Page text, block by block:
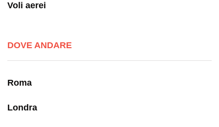
Voli aerei
DOVE ANDARE
Roma
Londra